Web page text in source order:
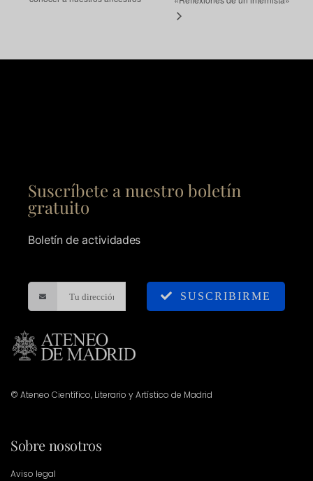
Suscríbete a nuestro boletín
gratuito
Boletín de actividades
SUSCRIBIRME
© Ateneo Científico, Literario y Artístico de Madrid
Sobre nosotros
Aviso legal